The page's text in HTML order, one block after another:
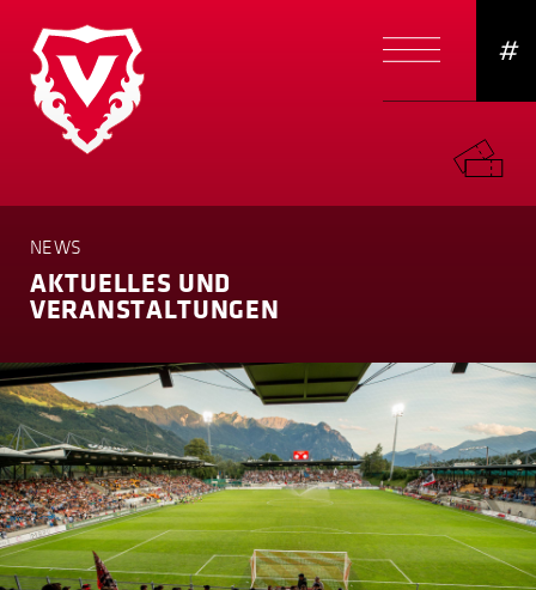
#
NEWS
AKTUELLES UND
VERANSTAL­TUNGEN